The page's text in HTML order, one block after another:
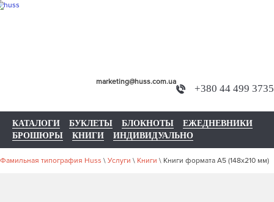
+380 44 499 3735
marketing@huss.com.ua
КАТАЛОГИ БУКЛЕТЫ БЛОКНОТЫ
ЕЖЕДНЕВНИКИ
БРОШЮРЫ
КНИГИ ИНДИВИДУАЛЬНО
Фамильная типография Huss \ Услуги \ Книги \ Книги формата А5 (148x210 мм)